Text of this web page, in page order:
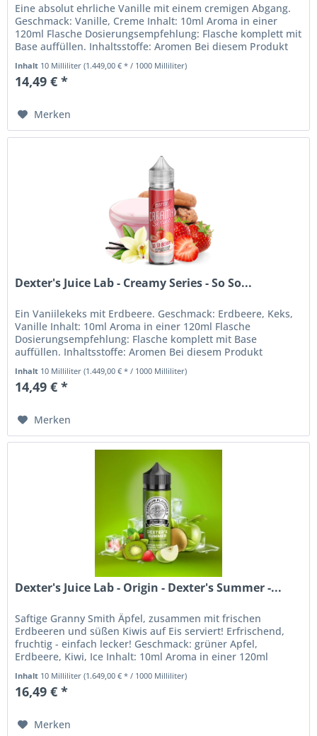
Eine absolut ehrliche Vanille mit einem cremigen Abgang.
Geschmack: Vanille, Creme Inhalt: 10ml Aroma in einer
120ml Flasche Dosierungsempfehlung: Flasche komplett mit
Base auffüllen. Inhaltsstoffe: Aromen Bei diesem Produkt
handelt es...
Inhalt 10 Milliliter(1.449,00 € * / 1000 Milliliter)
14,49 € *
Merken
Dexter's Juice Lab - Creamy Series - So So...
Ein Vaniilekeks mit Erdbeere. Geschmack: Erdbeere, Keks,
Vanille Inhalt: 10ml Aroma in einer 120ml Flasche
Dosierungsempfehlung: Flasche komplett mit Base
auffüllen. Inhaltsstoffe: Aromen Bei diesem Produkt
Inhalt 10 Milliliter(1.449,00 € * / 1000 Milliliter)
14,49 € *
Merken
Dexter's Juice Lab - Origin - Dexter's Summer -...
Saftige Granny Smith Äpfel, zusammen mit frischen
Erdbeeren und süßen Kiwis auf Eis serviert! Erfrischend,
fruchtig - einfach lecker! Geschmack: grüner Apfel,
Erdbeere, Kiwi, Ice Inhalt: 10ml Aroma in einer 120ml
Flasche...
Inhalt 10 Milliliter(1.649,00 € * / 1000 Milliliter)
16,49 € *
Merken